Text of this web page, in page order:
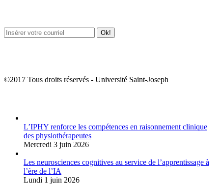
©2017 Tous droits réservés - Université Saint-Joseph
L’IPHY renforce les compétences en raisonnement clinique
des physiothérapeutes
Mercredi 3 juin 2026
Les neurosciences cognitives au service de l’apprentissage à
l’ère de l’IA
Lundi 1 juin 2026